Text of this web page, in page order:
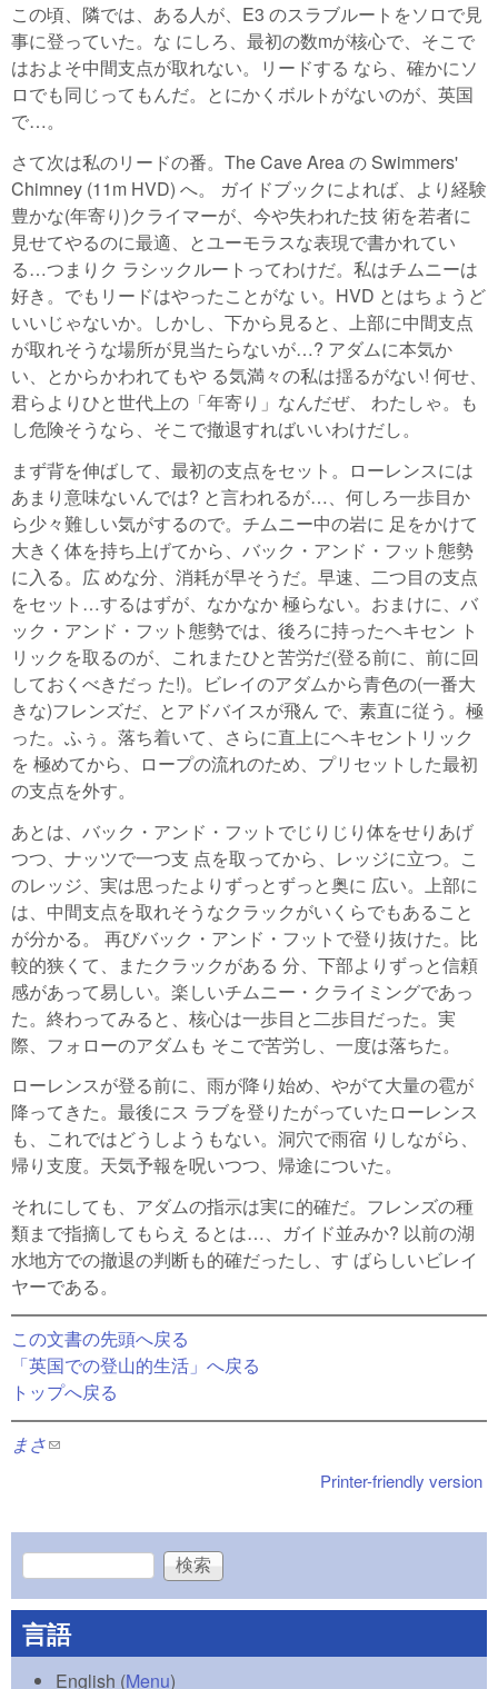
この頃、隣では、ある人が、E3 のスラブルートをソロで見
事に登っていた。な にしろ、最初の数mが核心で、そこで
はおよそ中間支点が取れない。リードする なら、確かにソ
ロでも同じってもんだ。とにかくボルトがないのが、英国
で…。
さて次は私のリードの番。The Cave Area の Swimmers'
Chimney (11m HVD) へ。 ガイドブックによれば、より経験
豊かな(年寄り)クライマーが、今や失われた技 術を若者に
見せてやるのに最適、とユーモラスな表現で書かれてい
る…つまりク ラシックルートってわけだ。私はチムニーは
好き。でもリードはやったことがな い。HVD とはちょうど
いいじゃないか。しかし、下から見ると、上部に中間支点
が取れそうな場所が見当たらないが…? アダムに本気か
い、とからかわれてもや る気満々の私は揺るがない! 何せ、
君らよりひと世代上の「年寄り」なんだぜ、 わたしゃ。も
し危険そうなら、そこで撤退すればいいわけだし。
まず背を伸ばして、最初の支点をセット。ローレンスには
あまり意味ないんでは? と言われるが…、何しろ一歩目か
ら少々難しい気がするので。チムニー中の岩に 足をかけて
大きく体を持ち上げてから、バック・アンド・フット態勢
に入る。広 めな分、消耗が早そうだ。早速、二つ目の支点
をセット…するはずが、なかなか 極らない。おまけに、バ
ック・アンド・フット態勢では、後ろに持ったヘキセン ト
リックを取るのが、これまたひと苦労だ(登る前に、前に回
しておくべきだっ た!)。ビレイのアダムから青色の(一番大
きな)フレンズだ、とアドバイスが飛ん で、素直に従う。極
った。ふぅ。落ち着いて、さらに直上にヘキセントリック
を 極めてから、ロープの流れのため、プリセットした最初
の支点を外す。
あとは、バック・アンド・フットでじりじり体をせりあげ
つつ、ナッツで一つ支 点を取ってから、レッジに立つ。こ
のレッジ、実は思ったよりずっとずっと奥に 広い。上部に
は、中間支点を取れそうなクラックがいくらでもあること
が分かる。 再びバック・アンド・フットで登り抜けた。比
較的狭くて、またクラックがある 分、下部よりずっと信頼
感があって易しい。楽しいチムニー・クライミングであっ
た。終わってみると、核心は一歩目と二歩目だった。実
際、フォローのアダムも そこで苦労し、一度は落ちた。
ローレンスが登る前に、雨が降り始め、やがて大量の雹が
降ってきた。最後にス ラブを登りたがっていたローレンス
も、これではどうしようもない。洞穴で雨宿 りしながら、
帰り支度。天気予報を呪いつつ、帰途についた。
それにしても、アダムの指示は実に的確だ。フレンズの種
類まで指摘してもらえ るとは…、ガイド並みか? 以前の湖
水地方での撤退の判断も的確だったし、す ばらしいビレイ
ヤーである。
この文書の先頭へ戻る
「英国での登山的生活」へ戻る
トップへ戻る
まさ(link sends e-mail)
Printer-friendly version
検索フォーム
検索
言語
English (Menu)